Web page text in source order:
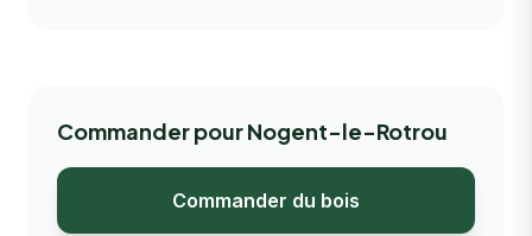
Commander pour Nogent-le-Rotrou
Commander du bois